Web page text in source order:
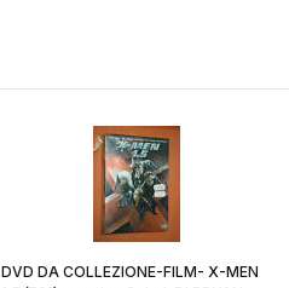
DVD DA COLLEZIONE-FILM- X-MEN